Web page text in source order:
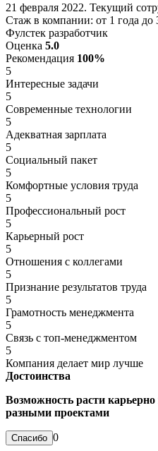
21 февраля 2022. Текущий
Стаж в компании: от 1 года до
Фулстек разработчик
Оценка 5.0
Рекомендация 100%
5
Интересные задачи
5
Современные технологии
5
Адекватная зарплата
5
Социальный пакет
5
Комфортные условия труда
5
Профессиональный рост
5
Карьерный рост
5
Отношения с коллегами
5
Признание результатов труда
5
Грамотность менеджмента
5
Связь с топ-менеджментом
5
Компания делает мир лучше
Достоинства
Возможность расти
разными проектами
0